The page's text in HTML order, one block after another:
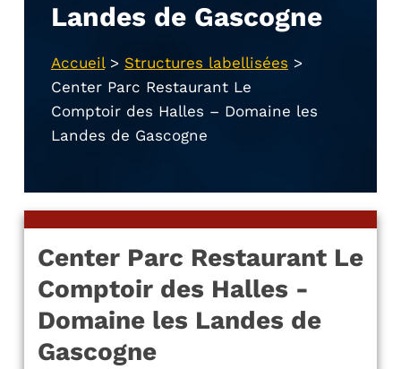
Landes de Gascogne
Accueil> Structures labellisées >
Center Parc Restaurant Le
Comptoir des Halles – Domaine les
Landes de Gascogne
Center Parc Restaurant Le
Comptoir des Halles -
Domaine les Landes de
Gascogne